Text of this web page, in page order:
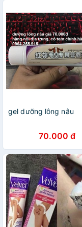
gel dưỡng lông nâu
70.000 đ